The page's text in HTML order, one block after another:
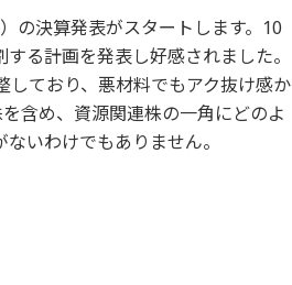
の決算発表がスタートします。10
る計画を発表し好感されました。
ており、悪材料でもアク抜け感か
含め、資源関連株の一角にどのよ
いわけでもありません。